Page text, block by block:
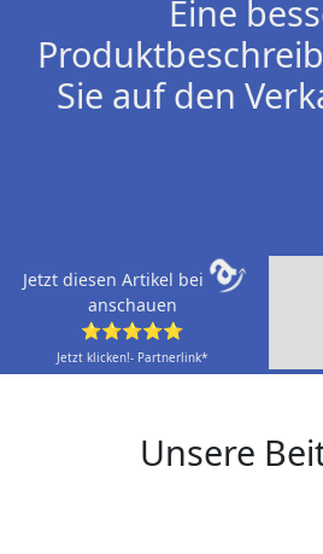
Eine
Sie auf den
Jetzt diesen Artikel bei
anschauen
⭐⭐⭐⭐⭐
Jetzt klicken!- Partnerlink*
Unsere